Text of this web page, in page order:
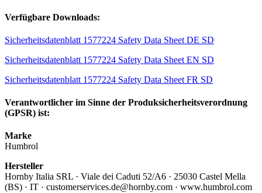
Verfügbare Downloads:
Sicherheitsdatenblatt 1577224 Safety Data Sheet DE SD
Sicherheitsdatenblatt 1577224 Safety Data Sheet EN SD
Sicherheitsdatenblatt 1577224 Safety Data Sheet FR SD
Verantwortlicher im Sinne der Produksicherheitsverordnung
(GPSR) ist:
Marke
Humbrol
Hersteller
Hornby Italia SRL · Viale dei Caduti 52/A6 · 25030 Castel Mella
(BS) · IT · customerservices.de@hornby.com · www.humbrol.com